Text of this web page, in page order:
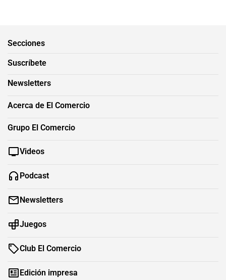
Secciones
Suscríbete
Newsletters
Acerca de El Comercio
Grupo El Comercio
Videos
Podcast
Newsletters
Juegos
Club El Comercio
Edición impresa